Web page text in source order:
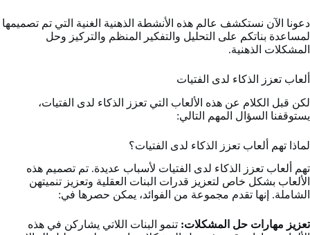
r
s
t
دعونا الآن نستكشف عالم هذه الأنشطة الذهنية الغنية التي تم تصميمها
لمساعدة بناتكم على التحليل والتفكير المنظم والتركيز وحل
المشكلات الذهنية.
ألعاب تعزز الذكاء لدى الفتيات
لكن قبل الكلام عن هذه الألعاب التي تعزز الذكاء لدى الفتيات،
يستوقفنا السؤال المهم التالي:
لماذا تهم ألعاب تعزز الذكاء لدى الفتيات؟
تهم ألعاب تعزز الذكاء لدى الفتيات لأسباب عديدة. تم تصميم هذه
الألعاب بشكل خاص لتعزيز قدرات البنات العقلية وتعزيز تنميتهن
الشاملة. إنها تقدم مجموعة من الفوائد، يمكن حصرها في:
تعزيز مهارات حل المشكلات: تنمو البنات اللاتي يشاركن في هذه